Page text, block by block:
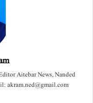
Aitebar News, Nanded
akram.ned@gmail.com